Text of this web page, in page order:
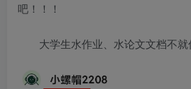
吧！！！
大学生水作业、水论文文档不就